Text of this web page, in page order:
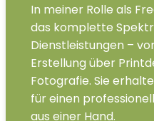
In meiner Rolle als
das komplette
Dienstleistungen –
Erstellung über
Fotografie. Sie
für einen
aus einer Hand.